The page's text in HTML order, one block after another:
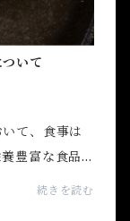
いて
て、食事は
豊富な食品
が知られて
続きを読む